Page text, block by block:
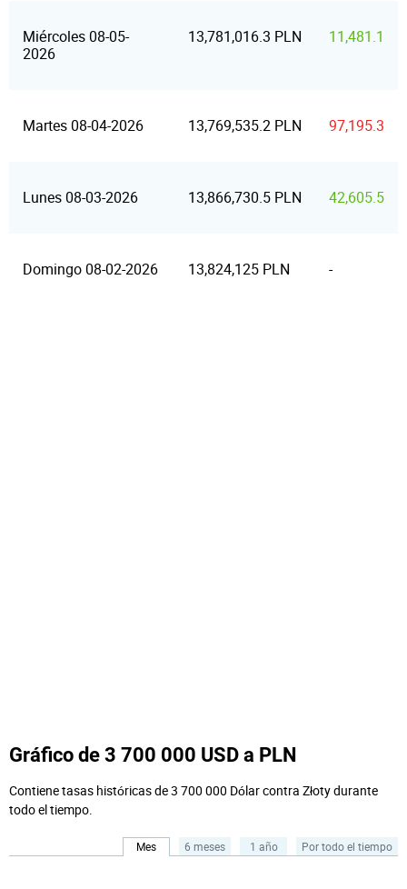
Miércoles 08-05-
2026
13,781,016.3 PLN 11,481.1
Martes 08-04-2026 13,769,535.2 PLN 97,195.3
Lunes 08-03-2026 13,866,730.5 PLN 42,605.5
Domingo 08-02-2026 13,824,125 PLN -
Gráfico de 3 700 000 USD a PLN
Contiene tasas históricas de 3 700 000 Dólar contra Złoty durante
todo el tiempo.
Mes 6 meses 1 año Por todo el tiempo